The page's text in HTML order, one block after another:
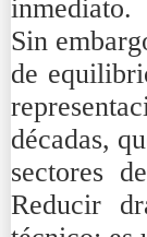
inmediato.
Sin
de
décadas,
sectores
Reducir